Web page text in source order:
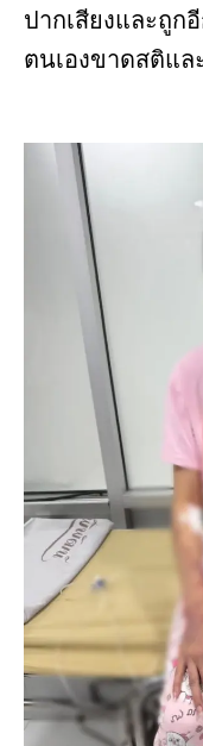
ปากเสียงและถูก
ตนเองขาดสติแ